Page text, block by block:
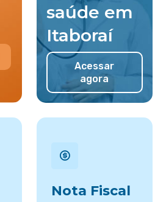
saúde em
Itaboraí
Acessar
agora
Nota Fiscal